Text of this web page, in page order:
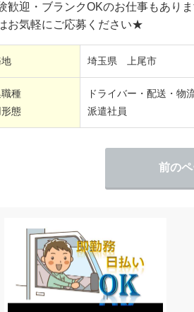
歓迎・ブランクOKのお仕事もありま
お気軽にご応募ください★
埼玉県 上尾市
種
態
ドライバー・配送・物
派遣社員
前の